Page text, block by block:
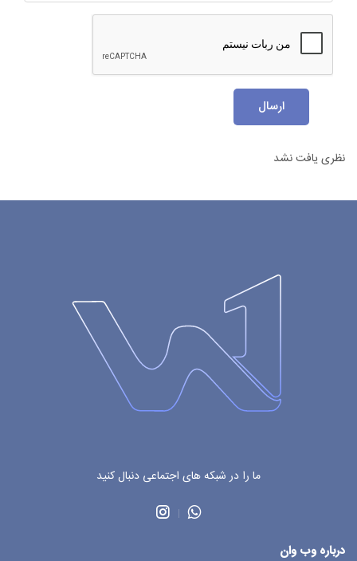
ارسال
نظری یافت نشد
درباره وب وان
ما را در شبکه های اجتماعی دنبال کنید